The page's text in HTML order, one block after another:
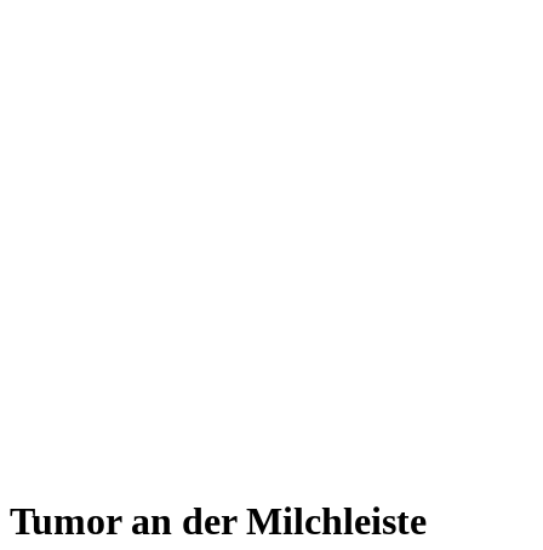
Tumor an der Milchleiste